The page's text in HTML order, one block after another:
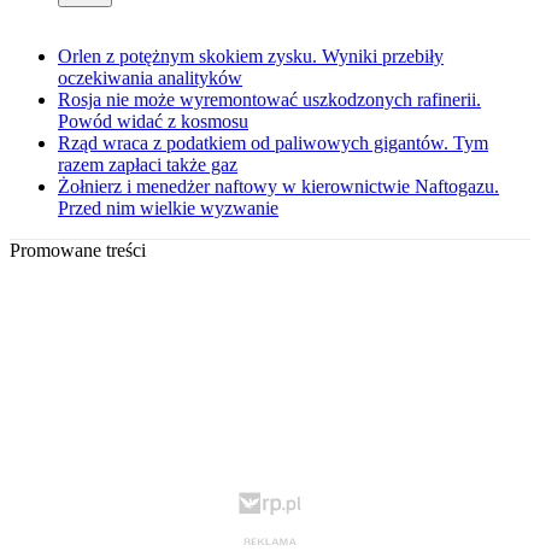
Orlen z potężnym skokiem zysku. Wyniki przebiły
oczekiwania analityków
Rosja nie może wyremontować uszkodzonych rafinerii.
Powód widać z kosmosu
Rząd wraca z podatkiem od paliwowych gigantów. Tym
razem zapłaci także gaz
Żołnierz i menedżer naftowy w kierownictwie Naftogazu.
Przed nim wielkie wyzwanie
Promowane treści